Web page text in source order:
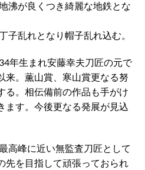
沸が良くつき綺麗な地鉄とな
子乱れとなり帽子乱れ込む。
年生まれ安藤幸夫刀匠の元で
来。薫山賞、寒山賞更なる努
る。相伝備前の作品も手がけ
ます。今後更なる発展が見込
高峰に近い無監査刀匠として
先を目指して頑張っておられ